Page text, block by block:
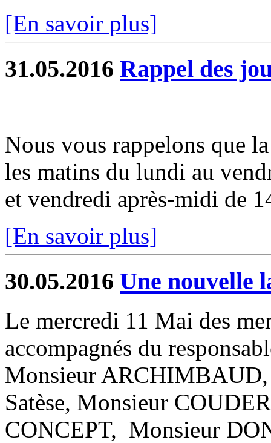
[En savoir plus]
31.05.2016 Rappel des
Nous vous rappelons que
les matins du lundi au
et vendredi après-midi de
[En savoir plus]
30.05.2016 Une nouvelle
Le mercredi 11 Mai des
accompagnés du
Monsieur
Satèse, Monsieur
CONCEPT, Monsieur